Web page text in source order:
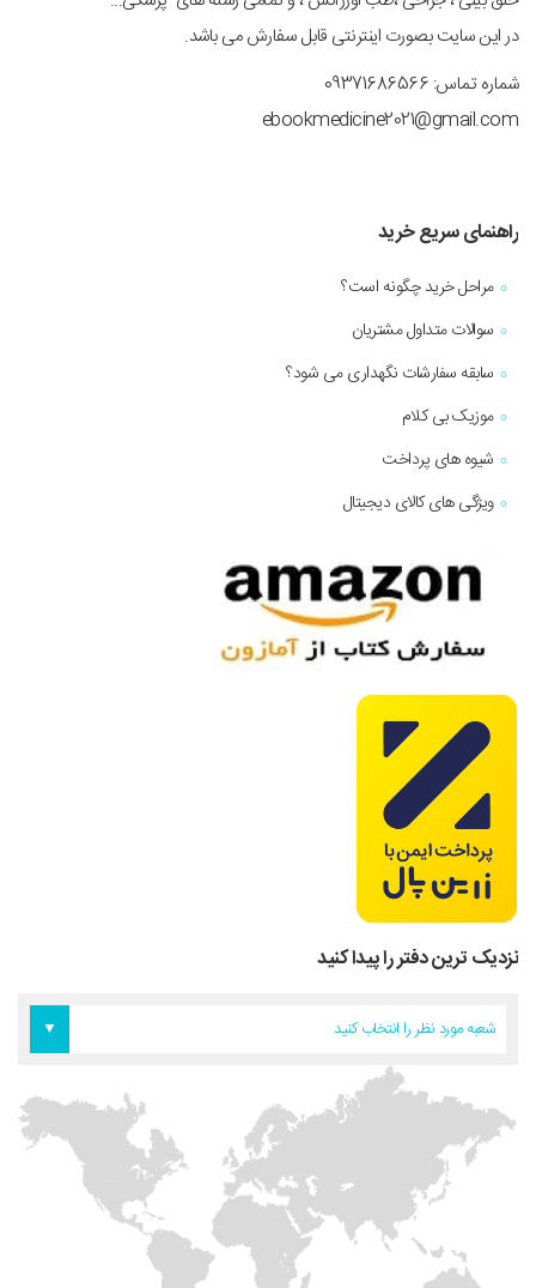
در این سایت بصورت اینترنتی قابل سفارش می باشد.
شماره تماس: 09371686566
ebookmedicine2021@gmail.com
راهنمای سریع خرید
مراحل خرید چگونه است؟
سوالات متداول مشتریان
سابقه سفارشات نگهداری می شود؟
موزیک بی کلام
شیوه های پرداخت
ویژگی های کالای دیجیتال
نزدیک ترین دفتر را پیدا کنید
شعبه مورد نظر را انتخاب کنید